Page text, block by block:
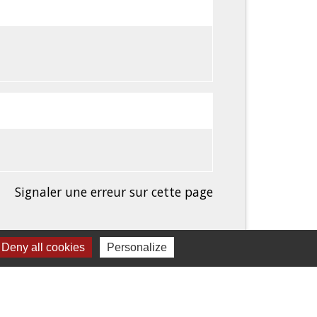
Signaler une erreur sur cette page
Deny all cookies Personalize